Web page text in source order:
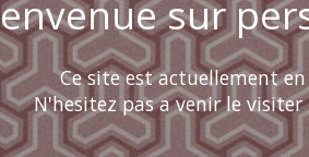
sur
Ce site est actuellement
N'hesitez pas a venir le